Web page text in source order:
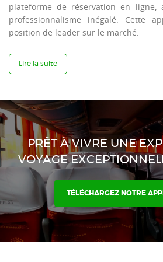
plateforme de réservation en ligne,
professionnalisme inégalé. Cette
position de leader sur le marché.
Lire la suite
PRÊT À VIVRE UNE
VOYAGE
TÉLÉCHARGEZ NOTRE